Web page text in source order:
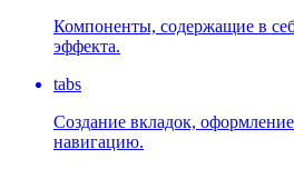
Компоненты, содержащие в
эффекта.
tabs
Создание вкладок,
навигацию.